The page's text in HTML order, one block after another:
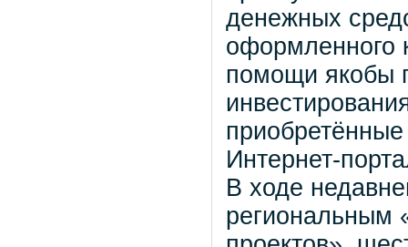
денежных
оформленного
помощи якобы
Интернет-
В ходе
региональным